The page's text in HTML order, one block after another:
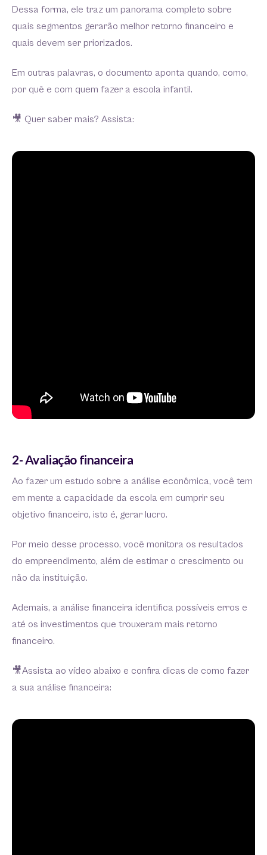
Dessa forma, ele traz um panorama completo sobre
quais segmentos gerarão melhor retorno financeiro e
quais devem ser priorizados.
Em outras palavras, o documento aponta quando, como,
por quê e com quem fazer a escola infantil.
🎥 Quer saber mais? Assista:
2- Avaliação financeira
Ao fazer um estudo sobre a análise econômica, você tem
em mente a capacidade da escola em cumprir seu
objetivo financeiro, isto é, gerar lucro.
Por meio desse processo, você monitora os resultados
do empreendimento, além de estimar o crescimento ou
não da instituição.
Ademais, a análise financeira identifica possíveis erros e
até os investimentos que trouxeram mais retorno
financeiro.
🎥Assista ao vídeo abaixo e confira dicas de como fazer
a sua análise financeira: